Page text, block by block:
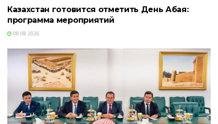
Казахстан готовится отметить День Абая:
программа мероприятий
08.08.2026